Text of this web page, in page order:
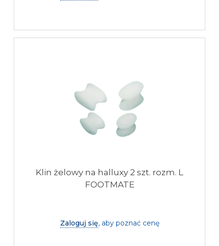
Klin żelowy na halluxy 2 szt. rozm. L
FOOTMATE
Zaloguj się, aby poznać cenę